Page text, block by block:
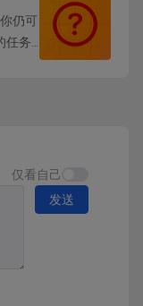
仍可
任务
仅看自己
发送